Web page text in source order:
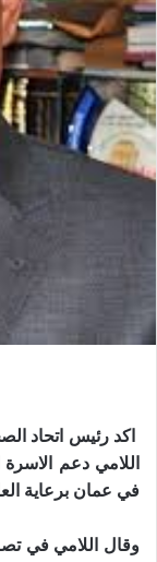
اكد رئيس اتحاد
اللامي دعم الاسرة
في عمان برعاية
وقال اللامي في